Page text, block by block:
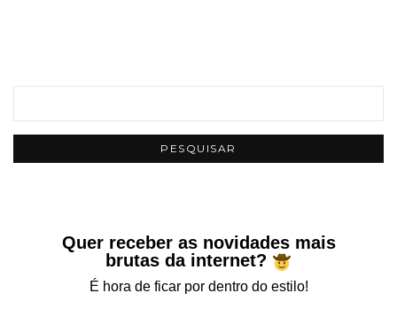
Quer receber as novidades mais
brutas da internet?
É hora de ficar por dentro do estilo!